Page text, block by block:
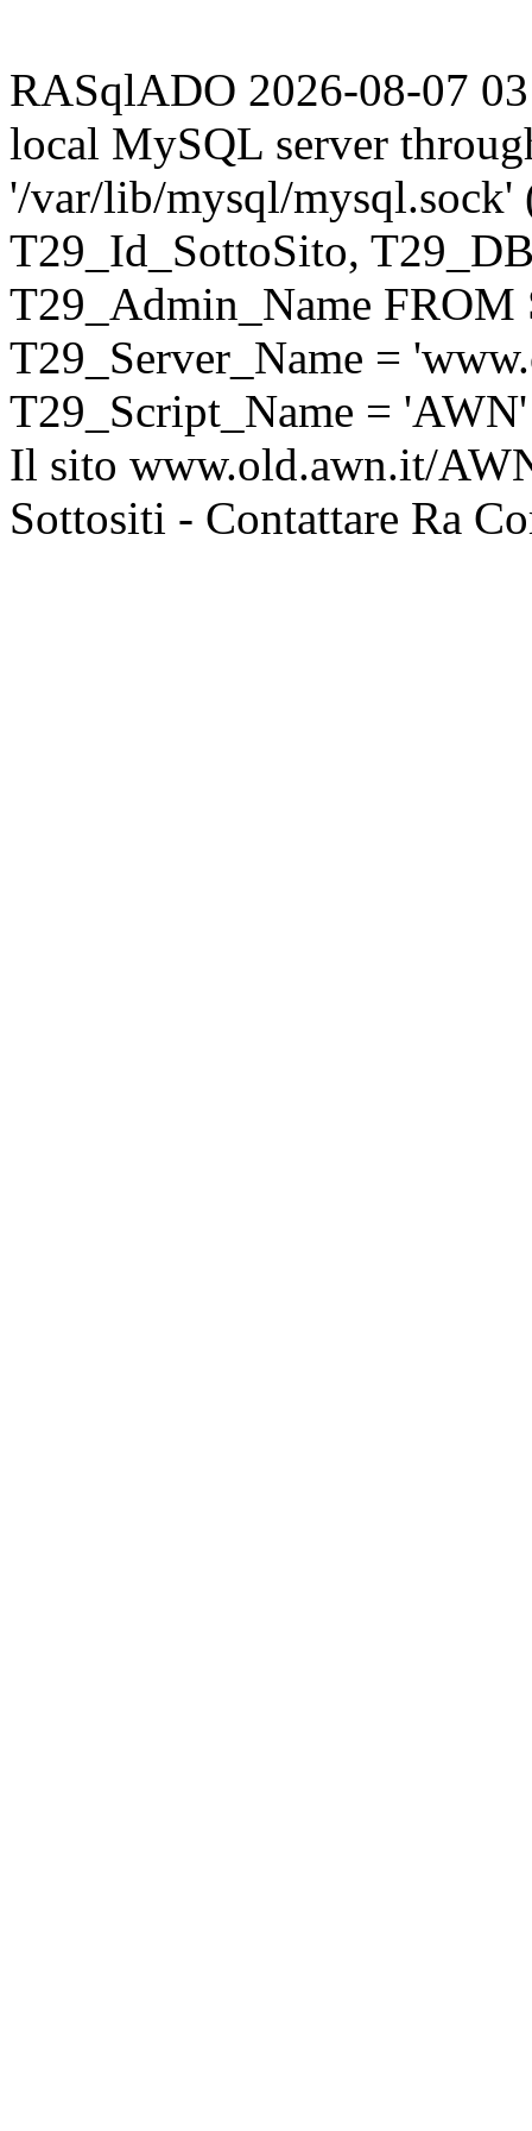
RASqlADO 2026-08-07
local MySQL server
'/var/lib/mysql/mysql.sock'
T29_Id_SottoSito,
T29_Admin_Name
T29_Server_Name =
T29_Script_Name = 'AWN'
Il sito www.old.awn.it/
Sottositi - Contattare Ra